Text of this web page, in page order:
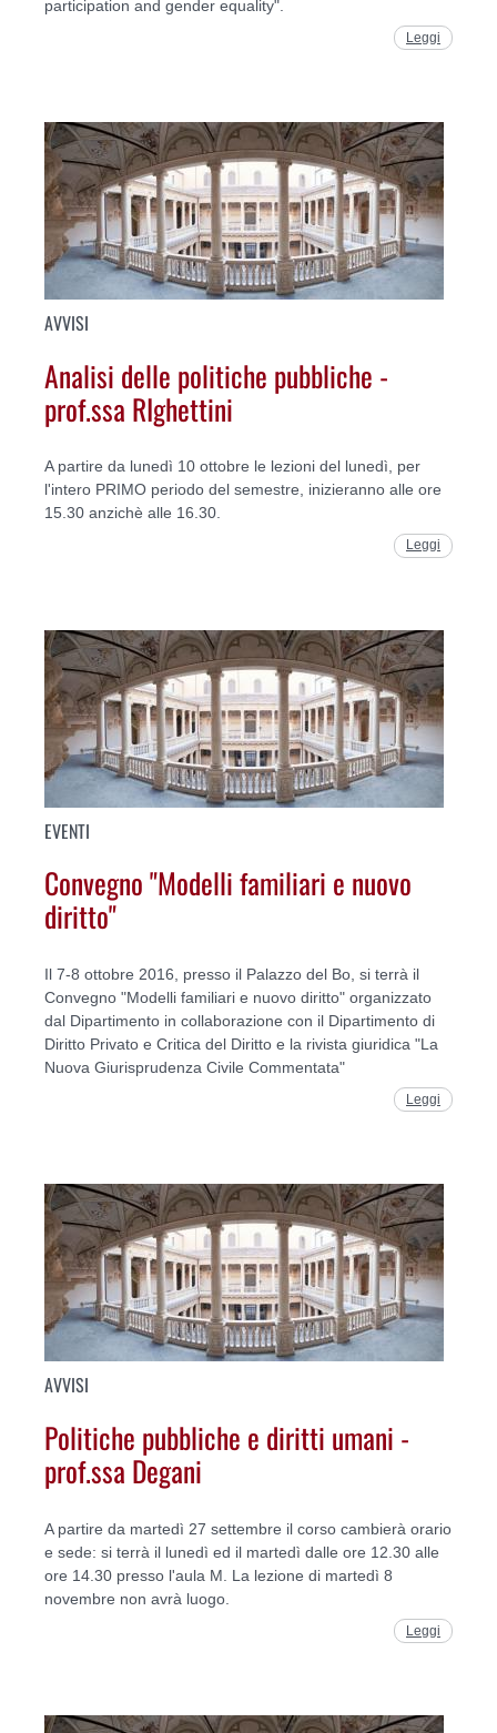
participation and gender equality".
Leggi
AVVISI
Analisi delle politiche pubbliche -
prof.ssa RIghettini
A partire da lunedì 10 ottobre le lezioni del lunedì, per
l'intero PRIMO periodo del semestre, inizieranno alle ore
15.30 anzichè alle 16.30.
Leggi
EVENTI
Convegno "Modelli familiari e nuovo
diritto"
Il 7-8 ottobre 2016, presso il Palazzo del Bo, si terrà il
Convegno "Modelli familiari e nuovo diritto" organizzato
dal Dipartimento in collaborazione con il Dipartimento di
Diritto Privato e Critica del Diritto e la rivista giuridica "La
Nuova Giurisprudenza Civile Commentata"
Leggi
AVVISI
Politiche pubbliche e diritti umani -
prof.ssa Degani
A partire da martedì 27 settembre il corso cambierà orario
e sede: si terrà il lunedì ed il martedì dalle ore 12.30 alle
ore 14.30 presso l'aula M. La lezione di martedì 8
novembre non avrà luogo.
Leggi